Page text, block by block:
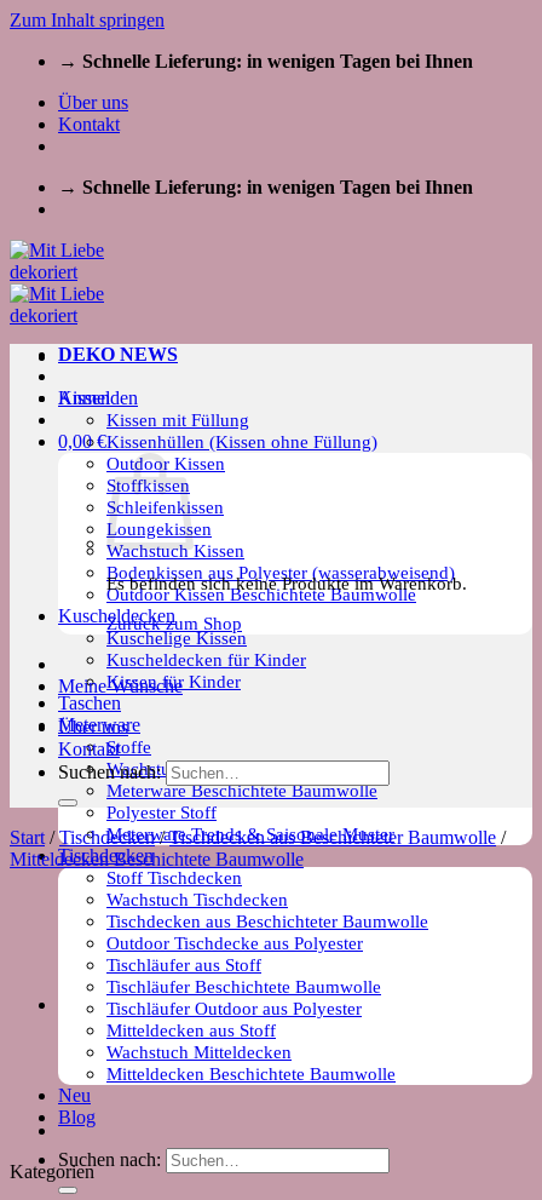
Zum Inhalt springen
→ Schnelle Lieferung: in wenigen Tagen bei Ihnen
Über uns
Kontakt
→ Schnelle Lieferung: in wenigen Tagen bei Ihnen
Kissen
Kissen mit Füllung
Kissenhüllen (Kissen ohne Füllung)
Outdoor Kissen
Stoffkissen
Schleifenkissen
Loungekissen
Wachstuch Kissen
Bodenkissen aus Polyester (wasserabweisend)
Outdoor Kissen Beschichtete Baumwolle
Kuscheldecken
Kuschelige Kissen
Kuscheldecken für Kinder
Kissen für Kinder
Taschen
Meterware
Stoffe
Wachstuch Stoff
Meterware Beschichtete Baumwolle
Polyester Stoff
Meterware Trends & Saisonale Muster
Tischdecken
Stoff Tischdecken
Wachstuch Tischdecken
Tischdecken aus Beschichteter Baumwolle
Outdoor Tischdecke aus Polyester
Tischläufer aus Stoff
Tischläufer Beschichtete Baumwolle
Tischläufer Outdoor aus Polyester
Mitteldecken aus Stoff
Wachstuch Mitteldecken
Mitteldecken Beschichtete Baumwolle
Neu
Blog
Suchen nach:
DEKO NEWS
Anmelden
0,00€
Es befinden sich keine Produkte im Warenkorb.
Zurück zum Shop
Meine Wünsche
Über uns
Kontakt
Suchen nach:
Start / Tischdecken / Tischdecken aus Beschichteter Baumwolle /
Mitteldecken Beschichtete Baumwolle
Kategorien